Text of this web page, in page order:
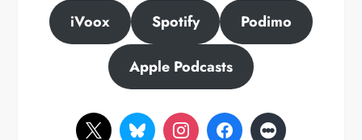
iVoox Spotify Podimo
Apple Podcasts